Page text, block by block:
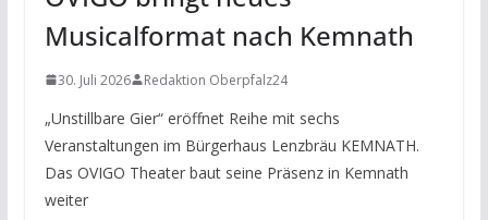
Musicalformat nach Kemnath
30. Juli 2026 Redaktion Oberpfalz24
„Unstillbare Gier“ eröffnet Reihe mit sechs
Veranstaltungen im Bürgerhaus Lenzbräu KEMNATH.
Das OVIGO Theater baut seine Präsenz in Kemnath
weiter